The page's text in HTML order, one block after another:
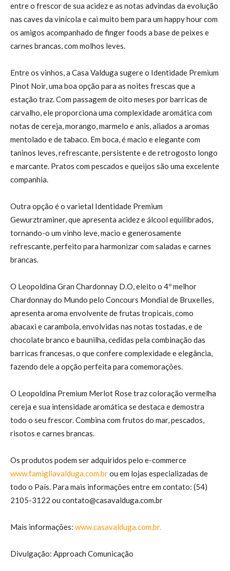
entre o frescor de sua acidez e as notas advindas da evolução
nas caves da vinícola e cai muito bem para um happy hour com
os amigos acompanhado de finger foods a base de peixes e
carnes brancas, com molhos leves.
Entre os vinhos, a Casa Valduga sugere o Identidade Premium
Pinot Noir, uma boa opção para as noites frescas que a
estação traz. Com passagem de oito meses por barricas de
carvalho, ele proporciona uma complexidade aromática com
notas de cereja, morango, marmelo e anis, aliados a aromas
mentolado e de tabaco. Em boca, é macio e elegante com
taninos leves, refrescante, persistente e de retrogosto longo
e marcante. Pratos com pescados e queijos são uma excelente
companhia.
Outra opção é o varietal Identidade Premium
Gewurztraminer, que apresenta acidez e álcool equilibrados,
tornando-o um vinho leve, macio e generosamente
refrescante, perfeito para harmonizar com saladas e carnes
brancas.
O Leopoldina Gran Chardonnay D.O, eleito o 4º melhor
Chardonnay do Mundo pelo Concours Mondial de Bruxelles,
apresenta aroma envolvente de frutas tropicais, como
abacaxi e carambola, envolvidas nas notas tostadas, e de
chocolate branco e baunilha, cedidas pela combinação das
barricas francesas, o que confere complexidade e elegância,
fazendo dele a opção perfeita para comemorações.
O Leopoldina Premium Merlot Rose traz coloração vermelha
cereja e sua intensidade aromática se destaca e demostra
todo o seu frescor. Combina com frutos do mar, pescados,
risotos e carnes brancas.
Os produtos podem ser adquiridos pelo e-commerce
www.famigliavalduga.com.brou em lojas especializadas de
todo o País. Para mais informações entre em contato: (54)
2105-3122 ou contato@casavalduga.com.br
Mais informações: www.casavalduga.com.br.
Divulgação: Approach Comunicação